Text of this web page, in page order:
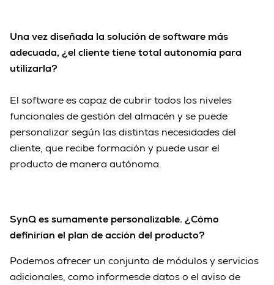
Una vez diseñada la solución de software más
adecuada, ¿el cliente tiene total autonomía para
utilizarla?
El software es capaz de cubrir todos los niveles
funcionales de gestión del almacén y se puede
personalizar según las distintas necesidades del
cliente, que recibe formación y puede usar el
producto de manera autónoma.
SynQ es sumamente personalizable. ¿Cómo
definirían el plan de acción del producto?
Podemos ofrecer un conjunto de módulos y servicios
adicionales, como informesde datos o el aviso de